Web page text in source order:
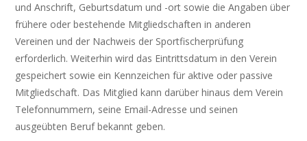
und Anschrift, Geburtsdatum und -ort sowie die Angaben über
frühere oder bestehende Mitgliedschaften in anderen
Vereinen und der Nachweis der Sportfischerprüfung
erforderlich. Weiterhin wird das Eintrittsdatum in den Verein
gespeichert sowie ein Kennzeichen für aktive oder passive
Mitgliedschaft. Das Mitglied kann darüber hinaus dem Verein
Telefonnummern, seine Email-Adresse und seinen
ausgeübten Beruf bekannt geben.